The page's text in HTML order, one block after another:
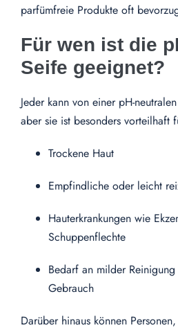
parfümfreie Produkte oft
Für wen ist die
Seife geeignet?
Jeder kann von einer pH-
aber sie ist besonders vorteilhaft
Trockene Haut
Empfindliche oder leicht
Hauterkrankungen wie
Schuppenflechte
Bedarf an milder
Gebrauch
Darüber hinaus können